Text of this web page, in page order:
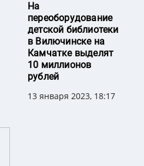
На
переоборудование
детской библиотеки
в Вилючинске на
Камчатке выделят
10 миллионов
рублей
13 января 2023, 18:17